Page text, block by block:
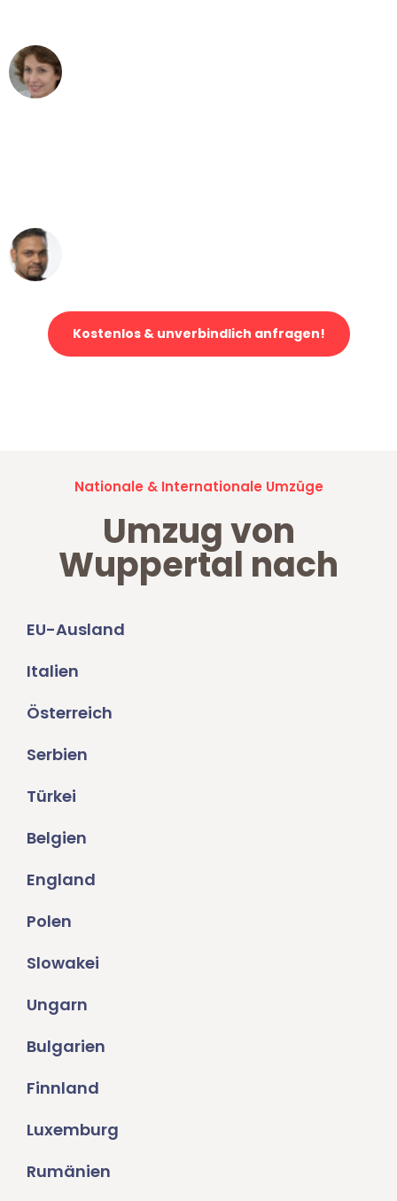
Kostenlos & unverbindlich anfragen!
Nationale & Internationale Umzüge
Umzug von
Wuppertal nach
EU-Ausland
Italien
Österreich
Serbien
Türkei
Belgien
England
Polen
Slowakei
Ungarn
Bulgarien
Finnland
Luxemburg
Rumänien